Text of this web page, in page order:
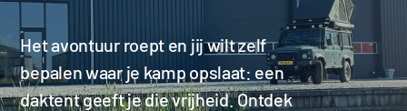
Het avontuur roept en jij wilt zelf
bepalen waar je kamp opslaat: een
daktent geeft je die vrijheid. Ontdek